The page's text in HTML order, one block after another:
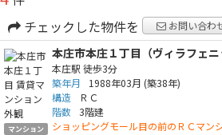
チェックした物件を
お問い合わ
マンション
本庄市本庄１丁目（ヴィラフェニ
本庄駅 徒歩3分
築年月
1988年03月 (築38年)
構造
ＲＣ
階数 3階建
ショッピングモール目の前のＲＣマン